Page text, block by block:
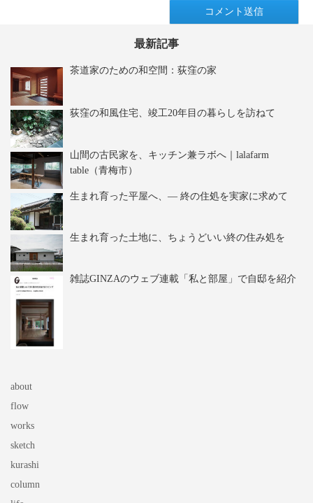
最新記事
茶道家のための和空間：荻窪の家
荻窪の和風住宅、竣工20年目の暮らしを訪ねて
山間の古民家を、キッチン兼ラボへ｜lalafarm
table（青梅市）
生まれ育った平屋へ、― 終の住処を実家に求めて
生まれ育った土地に、ちょうどいい終の住み処を
雑誌GINZAのウェブ連載「私と部屋」で自邸を紹介
about
flow
works
sketch
kurashi
column